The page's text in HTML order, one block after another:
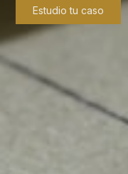
Estudio tu caso